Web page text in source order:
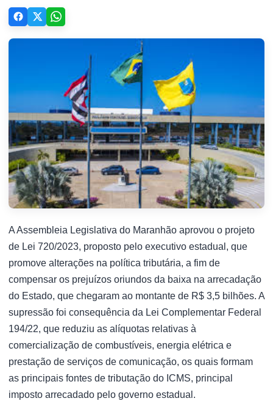
A Assembleia Legislativa do Maranhão aprovou o projeto
de Lei 720/2023, proposto pelo executivo estadual, que
promove alterações na política tributária, a fim de
compensar os prejuízos oriundos da baixa na arrecadação
do Estado, que chegaram ao montante de R$ 3,5 bilhões. A
supressão foi consequência da Lei Complementar Federal
194/22, que reduziu as alíquotas relativas à
comercialização de combustíveis, energia elétrica e
prestação de serviços de comunicação, os quais formam
as principais fontes de tributação do ICMS, principal
imposto arrecadado pelo governo estadual.